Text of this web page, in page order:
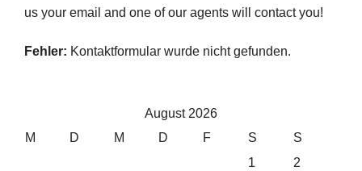
us your email and one of our agents will contact you!
Fehler: Kontaktformular wurde nicht gefunden.
August 2026
M
D M D F S
S
1
2